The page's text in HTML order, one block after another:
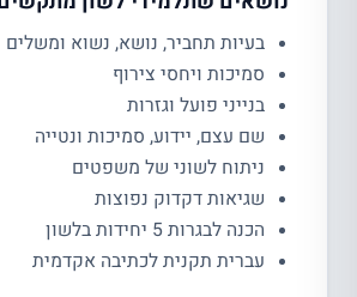
בעיות תחביר, נושא, נשוא ומשלים
סמיכות ויחסי צירוף
בנייני פועל וגזרות
שם עצם, יידוע, סמיכות ונטייה
ניתוח לשוני של משפטים
שגיאות דקדוק נפוצות
הכנה לבגרות 5 יחידות בלשון
עברית תקנית לכתיבה אקדמית